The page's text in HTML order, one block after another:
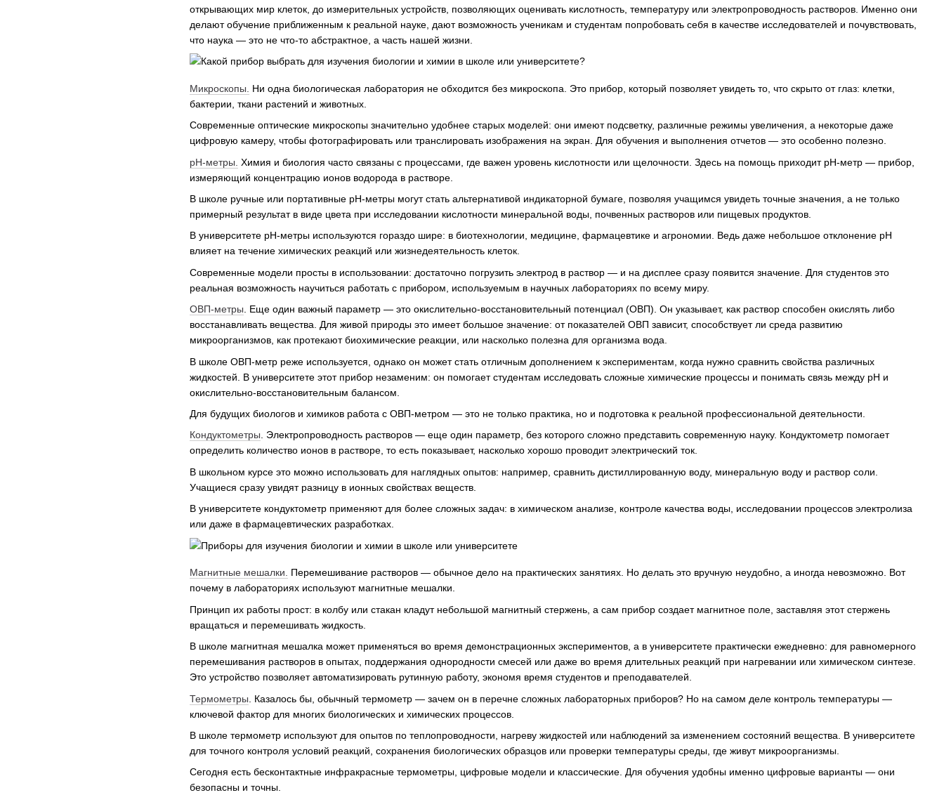
открывающих мир клеток, до измерительных устройств, позволяющих оценивать кислотность, температуру или электропроводность растворов. Именно они
делают обучение приближенным к реальной науке, дают возможность ученикам и студентам попробовать себя в качестве исследователей и почувствовать,
что наука — это не что-то абстрактное, а часть нашей жизни.
Микроскопы.
Ни одна биологическая лаборатория не обходится без микроскопа. Это прибор, который позволяет увидеть то, что скрыто от глаз: клетки,
бактерии, ткани растений и животных.
Современные оптические микроскопы значительно удобнее старых моделей: они имеют подсветку, различные режимы увеличения, а некоторые даже
цифровую камеру, чтобы фотографировать или транслировать изображения на экран. Для обучения и выполнения отчетов — это особенно полезно.
pH-метры. Химия и биология часто связаны с процессами, где важен уровень кислотности или щелочности. Здесь на помощь приходит pH-метр — прибор,
измеряющий концентрацию ионов водорода в растворе.
В школе ручные или портативные pH-метры могут стать альтернативой индикаторной бумаге, позволяя учащимся увидеть точные значения, а не только
примерный результат в виде цвета при исследовании кислотности минеральной воды, почвенных растворов или пищевых продуктов.
В университете pH-метры используются гораздо шире: в биотехнологии, медицине, фармацевтике и агрономии. Ведь даже небольшое отклонение pH
влияет на течение химических реакций или жизнедеятельность клеток.
Современные модели просты в использовании: достаточно погрузить электрод в раствор — и на дисплее сразу появится значение. Для студентов это
реальная возможность научиться работать с прибором, используемым в научных лабораториях по всему миру.
ОВП-метры. Еще один важный параметр — это окислительно-восстановительный потенциал (ОВП). Он указывает, как раствор способен окислять либо
восстанавливать вещества. Для живой природы это имеет большое значение: от показателей ОВП зависит, способствует ли среда развитию
микроорганизмов, как протекают биохимические реакции, или насколько полезна для организма вода.
В школе ОВП-метр реже используется, однако он может стать отличным дополнением к экспериментам, когда нужно сравнить свойства различных
жидкостей. В университете этот прибор незаменим: он помогает студентам исследовать сложные химические процессы и понимать связь между pH и
окислительно-восстановительным балансом.
Для будущих биологов и химиков работа с ОВП-метром — это не только практика, но и подготовка к реальной профессиональной деятельности.
Кондуктометры. Электропроводность растворов — еще один параметр, без которого сложно представить современную науку. Кондуктометр помогает
определить количество ионов в растворе, то есть показывает, насколько хорошо проводит электрический ток.
В школьном курсе это можно использовать для наглядных опытов: например, сравнить дистиллированную воду, минеральную воду и раствор соли.
Учащиеся сразу увидят разницу в ионных свойствах веществ.
В университете кондуктометр применяют для более сложных задач: в химическом анализе, контроле качества воды, исследовании процессов электролиза
или даже в фармацевтических разработках.
Магнитные мешалки. Перемешивание растворов — обычное дело на практических занятиях. Но делать это вручную неудобно, а иногда невозможно. Вот
почему в лабораториях используют магнитные мешалки.
Принцип их работы прост: в колбу или стакан кладут небольшой магнитный стержень, а сам прибор создает магнитное поле, заставляя этот стержень
вращаться и перемешивать жидкость.
В школе магнитная мешалка может применяться во время демонстрационных экспериментов, а в университете практически ежедневно: для равномерного
перемешивания растворов в опытах, поддержания однородности смесей или даже во время длительных реакций при нагревании или химическом синтезе.
Это устройство позволяет автоматизировать рутинную работу, экономя время студентов и преподавателей.
Термометры . Казалось бы, обычный термометр — зачем он в перечне сложных лабораторных приборов? Но на самом деле контроль температуры —
ключевой фактор для многих биологических и химических процессов.
В школе термометр используют для опытов по теплопроводности, нагреву жидкостей или наблюдений за изменением состояний вещества. В университете
для точного контроля условий реакций, сохранения биологических образцов или проверки температуры среды, где живут микроорганизмы.
Сегодня есть бесконтактные инфракрасные термометры, цифровые модели и классические. Для обучения удобны именно цифровые варианты — они
безопасны и точны.